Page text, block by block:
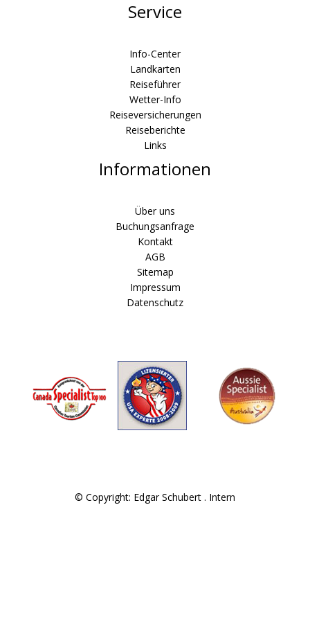
Service
Info-Center
Landkarten
Reiseführer
Wetter-Info
Reiseversicherungen
Reiseberichte
Links
Informationen
Über uns
Buchungsanfrage
Kontakt
AGB
Sitemap
Impressum
Datenschutz
© Copyright: Edgar Schubert . Intern